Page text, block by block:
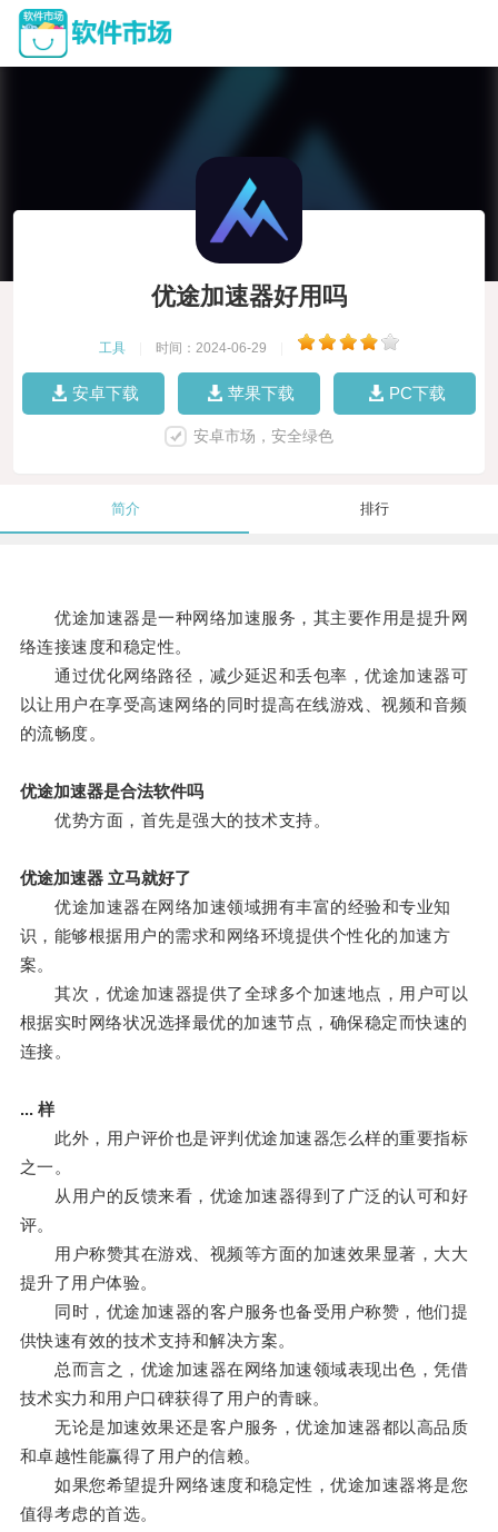
优途加速器好用吗
工具 时间：2024-06-29
安卓下载 苹果下载 PC下载
安卓市场，安全绿色
简介 排行
优途加速器是一种网络加速服务，其主要作用是提升网
络连接速度和稳定性。
通过优化网络路径，减少延迟和丢包率，优途加速器可
以让用户在享受高速网络的同时提高在线游戏、视频和音频
的流畅度。
优途加速器是合法软件吗
优势方面，首先是强大的技术支持。
优途加速器 立马就好了
优途加速器在网络加速领域拥有丰富的经验和专业知
识，能够根据用户的需求和网络环境提供个性化的加速方
案。
其次，优途加速器提供了全球多个加速地点，用户可以
根据实时网络状况选择最优的加速节点，确保稳定而快速的
连接。
... 样
此外，用户评价也是评判优途加速器怎么样的重要指标
之一。
从用户的反馈来看，优途加速器得到了广泛的认可和好
评。
用户称赞其在游戏、视频等方面的加速效果显著，大大
提升了用户体验。
同时，优途加速器的客户服务也备受用户称赞，他们提
供快速有效的技术支持和解决方案。
总而言之，优途加速器在网络加速领域表现出色，凭借
技术实力和用户口碑获得了用户的青睐。
无论是加速效果还是客户服务，优途加速器都以高品质
和卓越性能赢得了用户的信赖。
如果您希望提升网络速度和稳定性，优途加速器将是您
值得考虑的首选。